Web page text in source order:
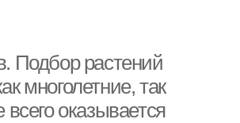
Подбор растений
многолетние, так
оказывается